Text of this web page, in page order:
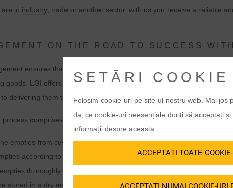
in industry , trade or another sector, with us you receive a reliable
ON THE ROAD TO SUCCESS
ensures that your containers are available quickly and in
goods. LGI offers you comprehensive empties and container
delivering them to suppliers.
process comprises the following steps:
empties from customers.
according to type, size and condition.
thoroughly and carefully.
stored in a dry and secure location.
SETĂRI COOKIE
Folosim cookie-uri pe site-ul nostru web. Mai jos
da, ce cookie-uri neesențiale doriți să acceptați
informații despre aceasta.
ACCEPTAȚI TOATE